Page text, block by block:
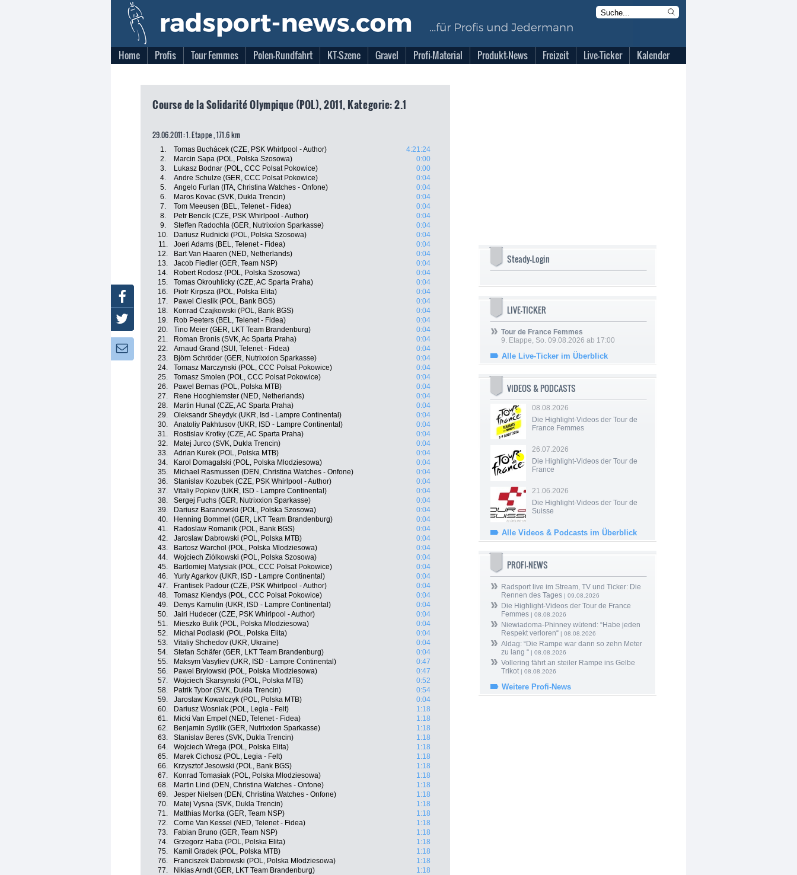
Home Profis Tour Femmes Polen-Rundfahrt KT-Szene Gravel Profi-Material Produkt-News Freizeit Live-Ticker Kalender
Course de la Solidarité Olympique (POL), 2011, Kategorie: 2.1
29.06.2011: 1. Etappe , 171.6 km
1. Tomas Buchácek (CZE, PSK Whirlpool - Author)
4:21:24
2.
Marcin Sapa (POL, Polska Szosowa)
0:00
3.
Lukasz Bodnar (POL, CCC Polsat Pokowice)
0:00
4.
Andre Schulze (GER, CCC Polsat Pokowice)
0:04
5.
Angelo Furlan (ITA, Christina Watches - Onfone)
0:04
6.
Maros Kovac (SVK, Dukla Trencin)
0:04
7.
Tom Meeusen (BEL, Telenet - Fidea)
0:04
8.
Petr Bencik (CZE, PSK Whirlpool - Author)
0:04
9.
Steffen Radochla (GER, Nutrixxion Sparkasse)
0:04
10.
Dariusz Rudnicki (POL, Polska Szosowa)
0:04
11.
Joeri Adams (BEL, Telenet - Fidea)
0:04
12.
Bart Van Haaren (NED, Netherlands)
0:04
13.
Jacob Fiedler (GER, Team NSP)
0:04
14.
Robert Rodosz (POL, Polska Szosowa)
0:04
15.
Tomas Okrouhlicky (CZE, AC Sparta Praha)
0:04
16.
Piotr Kirpsza (POL, Polska Elita)
0:04
17.
Pawel Cieslik (POL, Bank BGS)
0:04
18.
Konrad Czajkowski (POL, Bank BGS)
0:04
19.
Rob Peeters (BEL, Telenet - Fidea)
0:04
20.
Tino Meier (GER, LKT Team Brandenburg)
0:04
21.
Roman Bronis (SVK, Ac Sparta Praha)
0:04
22.
Arnaud Grand (SUI, Telenet - Fidea)
0:04
23.
Björn Schröder (GER, Nutrixxion Sparkasse)
0:04
24.
Tomasz Marczynski (POL, CCC Polsat Pokowice)
0:04
25.
Tomasz Smolen (POL, CCC Polsat Pokowice)
0:04
26.
Pawel Bernas (POL, Polska MTB)
0:04
27.
Rene Hooghiemster (NED, Netherlands)
0:04
28.
Martin Hunal (CZE, AC Sparta Praha)
0:04
29.
Oleksandr Sheydyk (UKR, Isd - Lampre Continental)
0:04
30.
Anatoliy Pakhtusov (UKR, ISD - Lampre Continental)
0:04
31.
Rostislav Krotky (CZE, AC Sparta Praha)
0:04
32.
Matej Jurco (SVK, Dukla Trencin)
0:04
33.
Adrian Kurek (POL, Polska MTB)
0:04
34.
Karol Domagalski (POL, Polska Mlodziesowa)
0:04
35.
Michael Rasmussen (DEN, Christina Watches - Onfone)
0:04
36.
Stanislav Kozubek (CZE, PSK Whirlpool - Author)
0:04
37.
Vitaliy Popkov (UKR, ISD - Lampre Continental)
0:04
38.
Sergej Fuchs (GER, Nutrixxion Sparkasse)
0:04
39.
Dariusz Baranowski (POL, Polska Szosowa)
0:04
40.
Henning Bommel (GER, LKT Team Brandenburg)
0:04
41.
Radoslaw Romanik (POL, Bank BGS)
0:04
42.
Jaroslaw Dabrowski (POL, Polska MTB)
0:04
43.
Bartosz Warchol (POL, Polska Mlodziesowa)
0:04
44.
Wojciech Ziólkowski (POL, Polska Szosowa)
0:04
45.
Bartlomiej Matysiak (POL, CCC Polsat Pokowice)
0:04
46.
Yuriy Agarkov (UKR, ISD - Lampre Continental)
0:04
47.
Frantisek Padour (CZE, PSK Whirlpool - Author)
0:04
48.
Tomasz Kiendys (POL, CCC Polsat Pokowice)
0:04
49.
Denys Karnulin (UKR, ISD - Lampre Continental)
0:04
50.
Jairi Hudecer (CZE, PSK Whirlpool - Author)
0:04
51.
Mieszko Bulik (POL, Polska Mlodziesowa)
0:04
52.
Michal Podlaski (POL, Polska Elita)
0:04
53.
Vitaliy Shchedov (UKR, Ukraine)
0:04
54.
Stefan Schäfer (GER, LKT Team Brandenburg)
0:04
55.
Maksym Vasyliev (UKR, ISD - Lampre Continental)
0:47
56.
Pawel Brylowski (POL, Polska Mlodziesowa)
0:47
57.
Wojciech Skarsynski (POL, Polska MTB)
0:52
58.
Patrik Tybor (SVK, Dukla Trencin)
0:54
59.
Jaroslaw Kowalczyk (POL, Polska MTB)
0:04
60.
Dariusz Wosniak (POL, Legia - Felt)
1:18
61.
Micki Van Empel (NED, Telenet - Fidea)
1:18
62.
Benjamin Sydlik (GER, Nutrixxion Sparkasse)
1:18
63.
Stanislav Beres (SVK, Dukla Trencin)
1:18
64.
Wojciech Wrega (POL, Polska Elita)
1:18
65.
Marek Cichosz (POL, Legia - Felt)
1:18
66.
Krzysztof Jesowski (POL, Bank BGS)
1:18
67.
Konrad Tomasiak (POL, Polska Mlodziesowa)
1:18
68.
Martin Lind (DEN, Christina Watches - Onfone)
1:18
69.
Jesper Nielsen (DEN, Christina Watches - Onfone)
1:18
70.
Matej Vysna (SVK, Dukla Trencin)
1:18
71.
Matthias Mortka (GER, Team NSP)
1:18
72.
Corne Van Kessel (NED, Telenet - Fidea)
1:18
73.
Fabian Bruno (GER, Team NSP)
1:18
74.
Grzegorz Haba (POL, Polska Elita)
1:18
75.
Kamil Gradek (POL, Polska MTB)
1:18
76.
Franciszek Dabrowski (POL, Polska Mlodziesowa)
1:18
77.
Nikias Arndt (GER, LKT Team Brandenburg)
1:18
Steady-Login
LIVE-TICKER
Tour de France Femmes
9. Etappe, So. 09.08.2026 ab 17:00
Alle Live-Ticker im Überblick
VIDEOS & PODCASTS
08.08.2026
Die Highlight-Videos der Tour de
France Femmes
26.07.2026
Die Highlight-Videos der Tour de
France
21.06.2026
Die Highlight-Videos der Tour de
Suisse
Alle Videos & Podcasts im Überblick
PROFI-NEWS
Radsport live im Stream, TV und Ticker: Die
Rennen des Tages | 09.08.2026
Die Highlight-Videos der Tour de France
Femmes | 08.08.2026
Niewiadoma-Phinney wütend: “Habe jeden
Respekt verloren“ | 08.08.2026
Aldag: “Die Rampe war dann so zehn Meter
zu lang “ | 08.08.2026
Vollering fährt an steiler Rampe ins Gelbe
Trikot| 08.08.2026
Weitere Profi-News
Facebook
Twitter
Newsletter: